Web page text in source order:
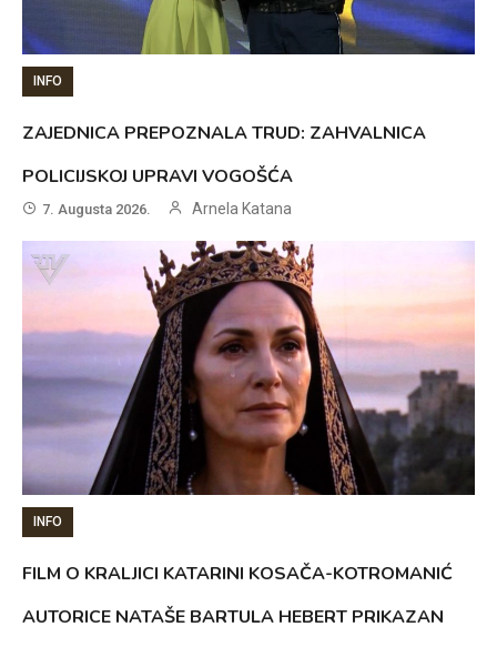
INFO
ZAJEDNICA PREPOZNALA TRUD: ZAHVALNICA
POLICIJSKOJ UPRAVI VOGOŠĆA
7. Augusta 2026. Arnela Katana
INFO
FILM O KRALJICI KATARINI KOSAČA-KOTROMANIĆ
AUTORICE NATAŠE BARTULA HEBERT PRIKAZAN